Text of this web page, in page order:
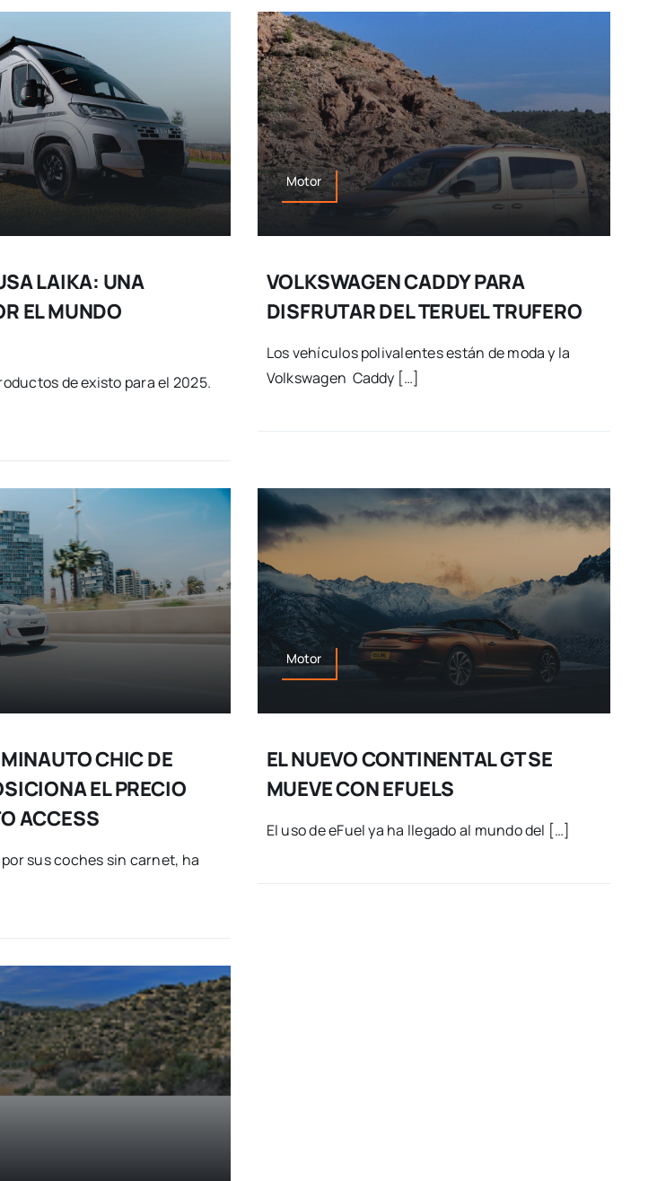
LAIKA: UNA
EL MUNDO
de existo para el 2025.
Motor
VOLKSWAGEN CADDY PARA
DISFRUTAR DEL TERUEL TRUFERO
Los vehículos polivalentes están de moda y la
Volkswagen Caddy […]
CHIC DE
EL PRECIO
ACCESS
sus coches sin carnet, ha
Motor
EL NUEVO CONTINENTAL GT SE
MUEVE CON EFUELS
El uso de eFuel ya ha llegado al mundo del […]